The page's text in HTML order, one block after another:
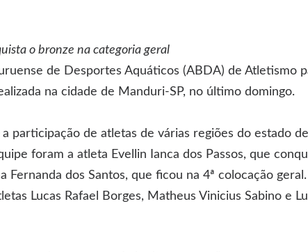
o bronze na categoria geral
de Desportes Aquáticos (ABDA) de Atletismo
na cidade de Manduri-SP, no último domingo.
participação de atletas de várias regiões do estado
foram a atleta Evellin Ianca dos Passos, que
Fernanda dos Santos, que ficou na 4ª colocação
Lucas Rafael Borges, Matheus Vinicius Sabino e